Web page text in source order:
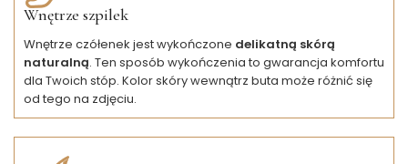
Wnętrze szpilek
Wnętrze czółenek jest wykończone delikatną skórą
naturalną. Ten sposób wykończenia to gwarancja komfortu
dla Twoich stóp. Kolor skóry wewnątrz buta może różnić się
od tego na zdjęciu.